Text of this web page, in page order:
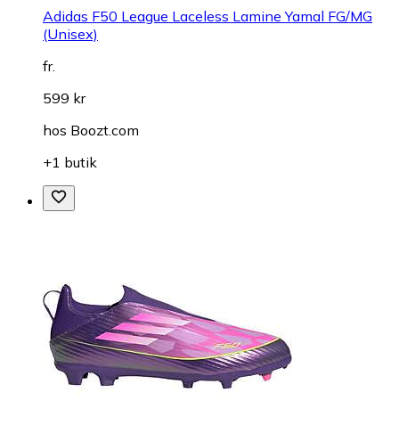
Adidas F50 League Laceless Lamine Yamal FG/MG
(Unisex)
fr.
599 kr
hos Boozt.com
+1 butik